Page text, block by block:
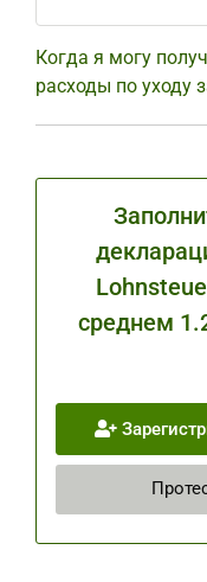
Когда я могу
расходы по уходу
среднем